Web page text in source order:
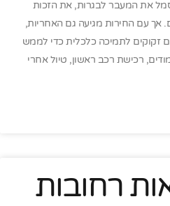
את המעבר לבגרות, את הזכות
אך עם החירות מגיעה גם האחריות,
זקוקים לתמיכה כלכלית כדי לממש
רכישת רכב ראשון, טיול אחרי
רחובות